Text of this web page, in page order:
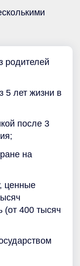
родителей
5 лет жизни в
после 3
на
ценные
(от 400 тысяч